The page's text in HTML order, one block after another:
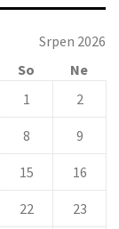
Srpen 2026
So
Ne
1
2
8 9
15 16
22 23